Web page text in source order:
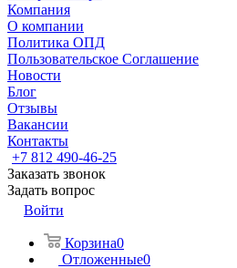
Компания
О компании
Политика ОПД
Пользовательское Соглашение
Новости
Блог
Отзывы
Вакансии
Контакты
+7 812 490-46-25
Заказать звонок
Задать вопрос
Войти
Корзина0
Отложенные0